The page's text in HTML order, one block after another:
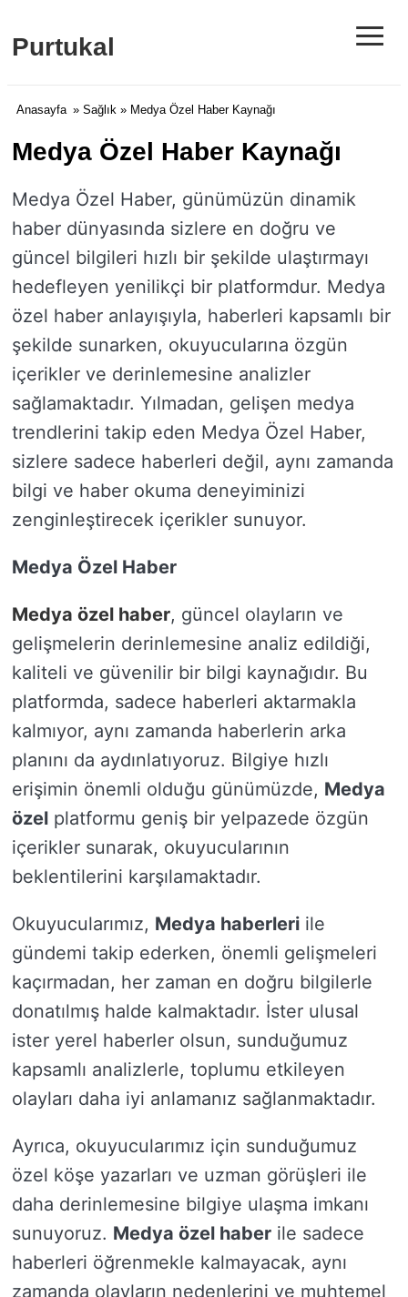
Purtukal ≡
Anasayfa » Sağlık » Medya Özel Haber Kaynağı
Medya Özel Haber Kaynağı
Medya Özel Haber, günümüzün dinamik
haber dünyasında sizlere en doğru ve
güncel bilgileri hızlı bir şekilde ulaştırmayı
hedefleyen yenilikçi bir platformdur. Medya
özel haber anlayışıyla, haberleri kapsamlı bir
şekilde sunarken, okuyucularına özgün
içerikler ve derinlemesine analizler
sağlamaktadır. Yılmadan, gelişen medya
trendlerini takip eden Medya Özel Haber,
sizlere sadece haberleri değil, aynı zamanda
bilgi ve haber okuma deneyiminizi
zenginleştirecek içerikler sunuyor.
Medya Özel Haber
Medya özel haber, güncel olayların ve
gelişmelerin derinlemesine analiz edildiği,
kaliteli ve güvenilir bir bilgi kaynağıdır. Bu
platformda, sadece haberleri aktarmakla
kalmıyor, aynı zamanda haberlerin arka
planını da aydınlatıyoruz. Bilgiye hızlı
erişimin önemli olduğu günümüzde, Medya
özel platformu geniş bir yelpazede özgün
içerikler sunarak, okuyucularının
beklentilerini karşılamaktadır.
Okuyucularımız, Medya haberleri ile
gündemi takip ederken, önemli gelişmeleri
kaçırmadan, her zaman en doğru bilgilerle
donatılmış halde kalmaktadır. İster ulusal
ister yerel haberler olsun, sunduğumuz
kapsamlı analizlerle, toplumu etkileyen
olayları daha iyi anlamanız sağlanmaktadır.
Ayrıca, okuyucularımız için sunduğumuz
özel köşe yazarları ve uzman görüşleri ile
daha derinlemesine bilgiye ulaşma imkanı
sunuyoruz. Medya özel haber ile sadece
haberleri öğrenmekle kalmayacak, aynı
zamanda olayların nedenlerini ve muhtemel